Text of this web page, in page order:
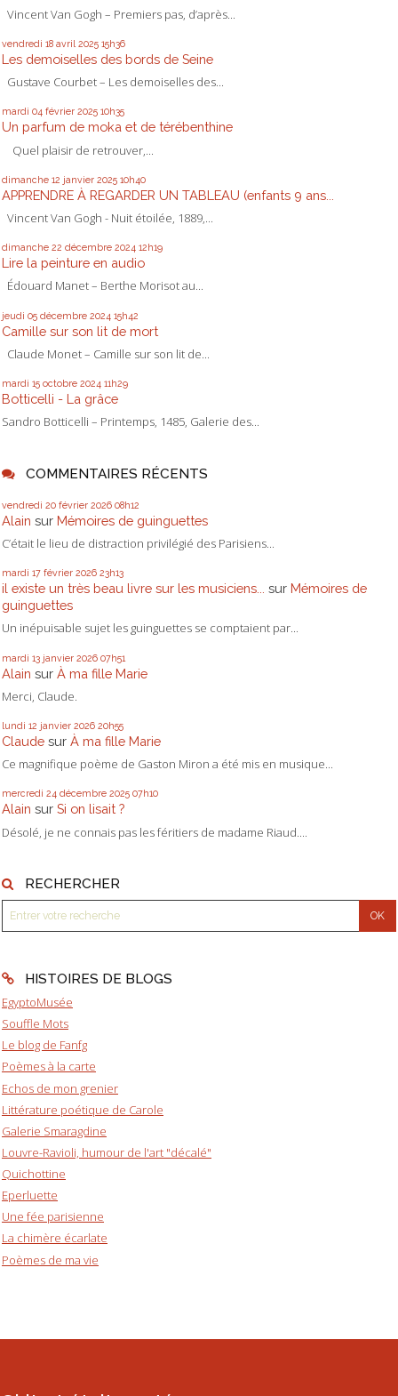
Vincent Van Gogh – Premiers pas, d’après...
vendredi 18 avril 2025 15h36
Les demoiselles des bords de Seine
Gustave Courbet – Les demoiselles des...
mardi 04 février 2025 10h35
Un parfum de moka et de térébenthine
Quel plaisir de retrouver,...
dimanche 12 janvier 2025 10h40
APPRENDRE À REGARDER UN TABLEAU (enfants 9 ans...
Vincent Van Gogh - Nuit étoilée, 1889,...
dimanche 22 décembre 2024 12h19
Lire la peinture en audio
Édouard Manet – Berthe Morisot au...
jeudi 05 décembre 2024 15h42
Camille sur son lit de mort
Claude Monet – Camille sur son lit de...
mardi 15 octobre 2024 11h29
Botticelli - La grâce
Sandro Botticelli – Printemps, 1485, Galerie des...
COMMENTAIRES RÉCENTS
vendredi 20 février 2026 08h12
Alain sur Mémoires de guinguettes
C’était le lieu de distraction privilégié des Parisiens...
mardi 17 février 2026 23h13
il existe un très beau livre sur les musiciens... sur Mémoires de
guinguettes
Un inépuisable sujet les guinguettes se comptaient par...
mardi 13 janvier 2026 07h51
Alain sur À ma fille Marie
Merci, Claude.
lundi 12 janvier 2026 20h55
Claude sur À ma fille Marie
Ce magnifique poème de Gaston Miron a été mis en musique...
mercredi 24 décembre 2025 07h10
Alain sur Si on lisait ?
Désolé, je ne connais pas les féritiers de madame Riaud....
RECHERCHER
HISTOIRES DE BLOGS
EgyptoMusée
Souffle Mots
Le blog de Fanfg
Poèmes à la carte
Echos de mon grenier
Littérature poétique de Carole
Galerie Smaragdine
Louvre-Ravioli, humour de l'art "décalé"
Quichottine
Eperluette
Une fée parisienne
La chimère écarlate
Poèmes de ma vie